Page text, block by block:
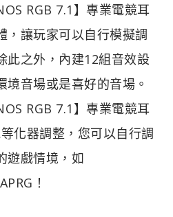
RGB 7.1】專業電競耳
，讓玩家可以自行模擬調
此之外，內建12組音效設
境音場或是喜好的音場。
RGB 7.1】專業電競耳
化器調整，您可以自行調
遊戲情境，如
！